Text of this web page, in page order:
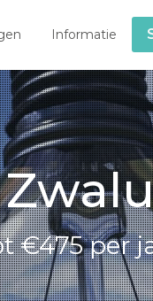
Informatie
€475 per